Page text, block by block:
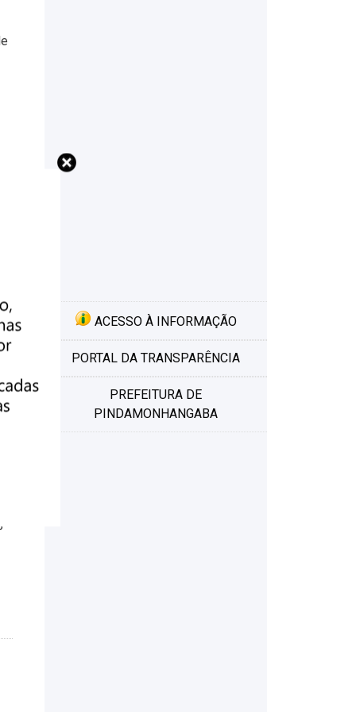
ACESSO À INFORMAÇÃO
PORTAL DA TRANSPARÊNCIA
PREFEITURA DE
PINDAMONHANGABA